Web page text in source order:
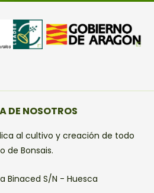
DE NOSOTROS
al cultivo y creación de todo
de Bonsais.
Binaced S/N - Huesca